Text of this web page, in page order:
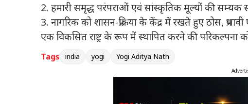
2. हमारी समृद्ध परंपराओं एवं सांस्कृतिक मूल्यों की सम्यक
3. नागरिक को शासन-प्रक्रिया के केंद्र में रखते हुए ठोस,
एक विकसित राष्ट्र के रूप में स्थापित करने की परिकल्पना
Tags india yogi Yogi Aditya Nath